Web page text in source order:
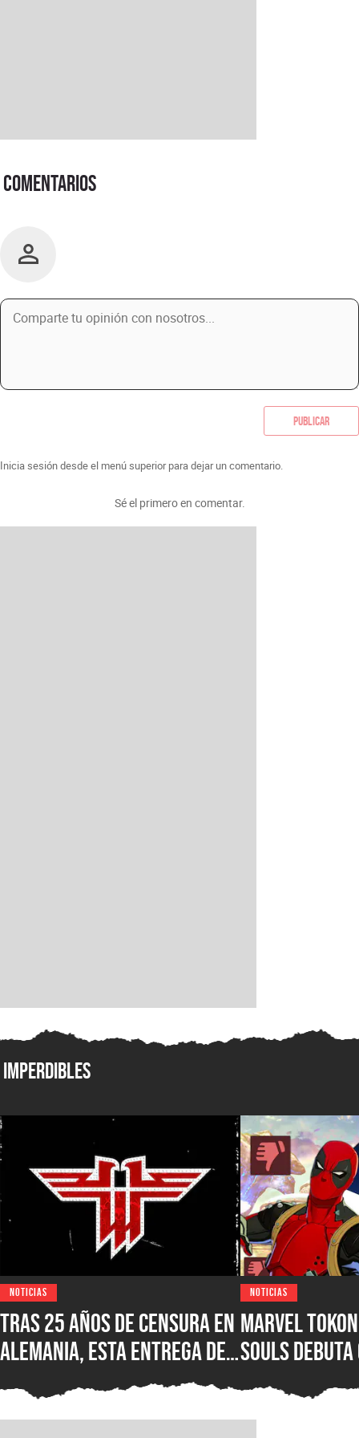
Comentarios
Publicar
Inicia sesión desde el menú superior para dejar un comentario.
Sé el primero en comentar.
Imperdibles
NOTICIAS
Tras 25 años de censura en
Alemania, esta entrega de
Wolfenstein por fin está
disponible en su versión
NOTICIAS
Marvel
Souls debuta
reseñas
Steam,